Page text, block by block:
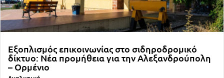
Εξοπλισμός επικοινωνίας στο σιδηροδρομικό
δίκτυο: Νέα προμήθεια για την Αλεξανδρούπολη
– Ορμένιο